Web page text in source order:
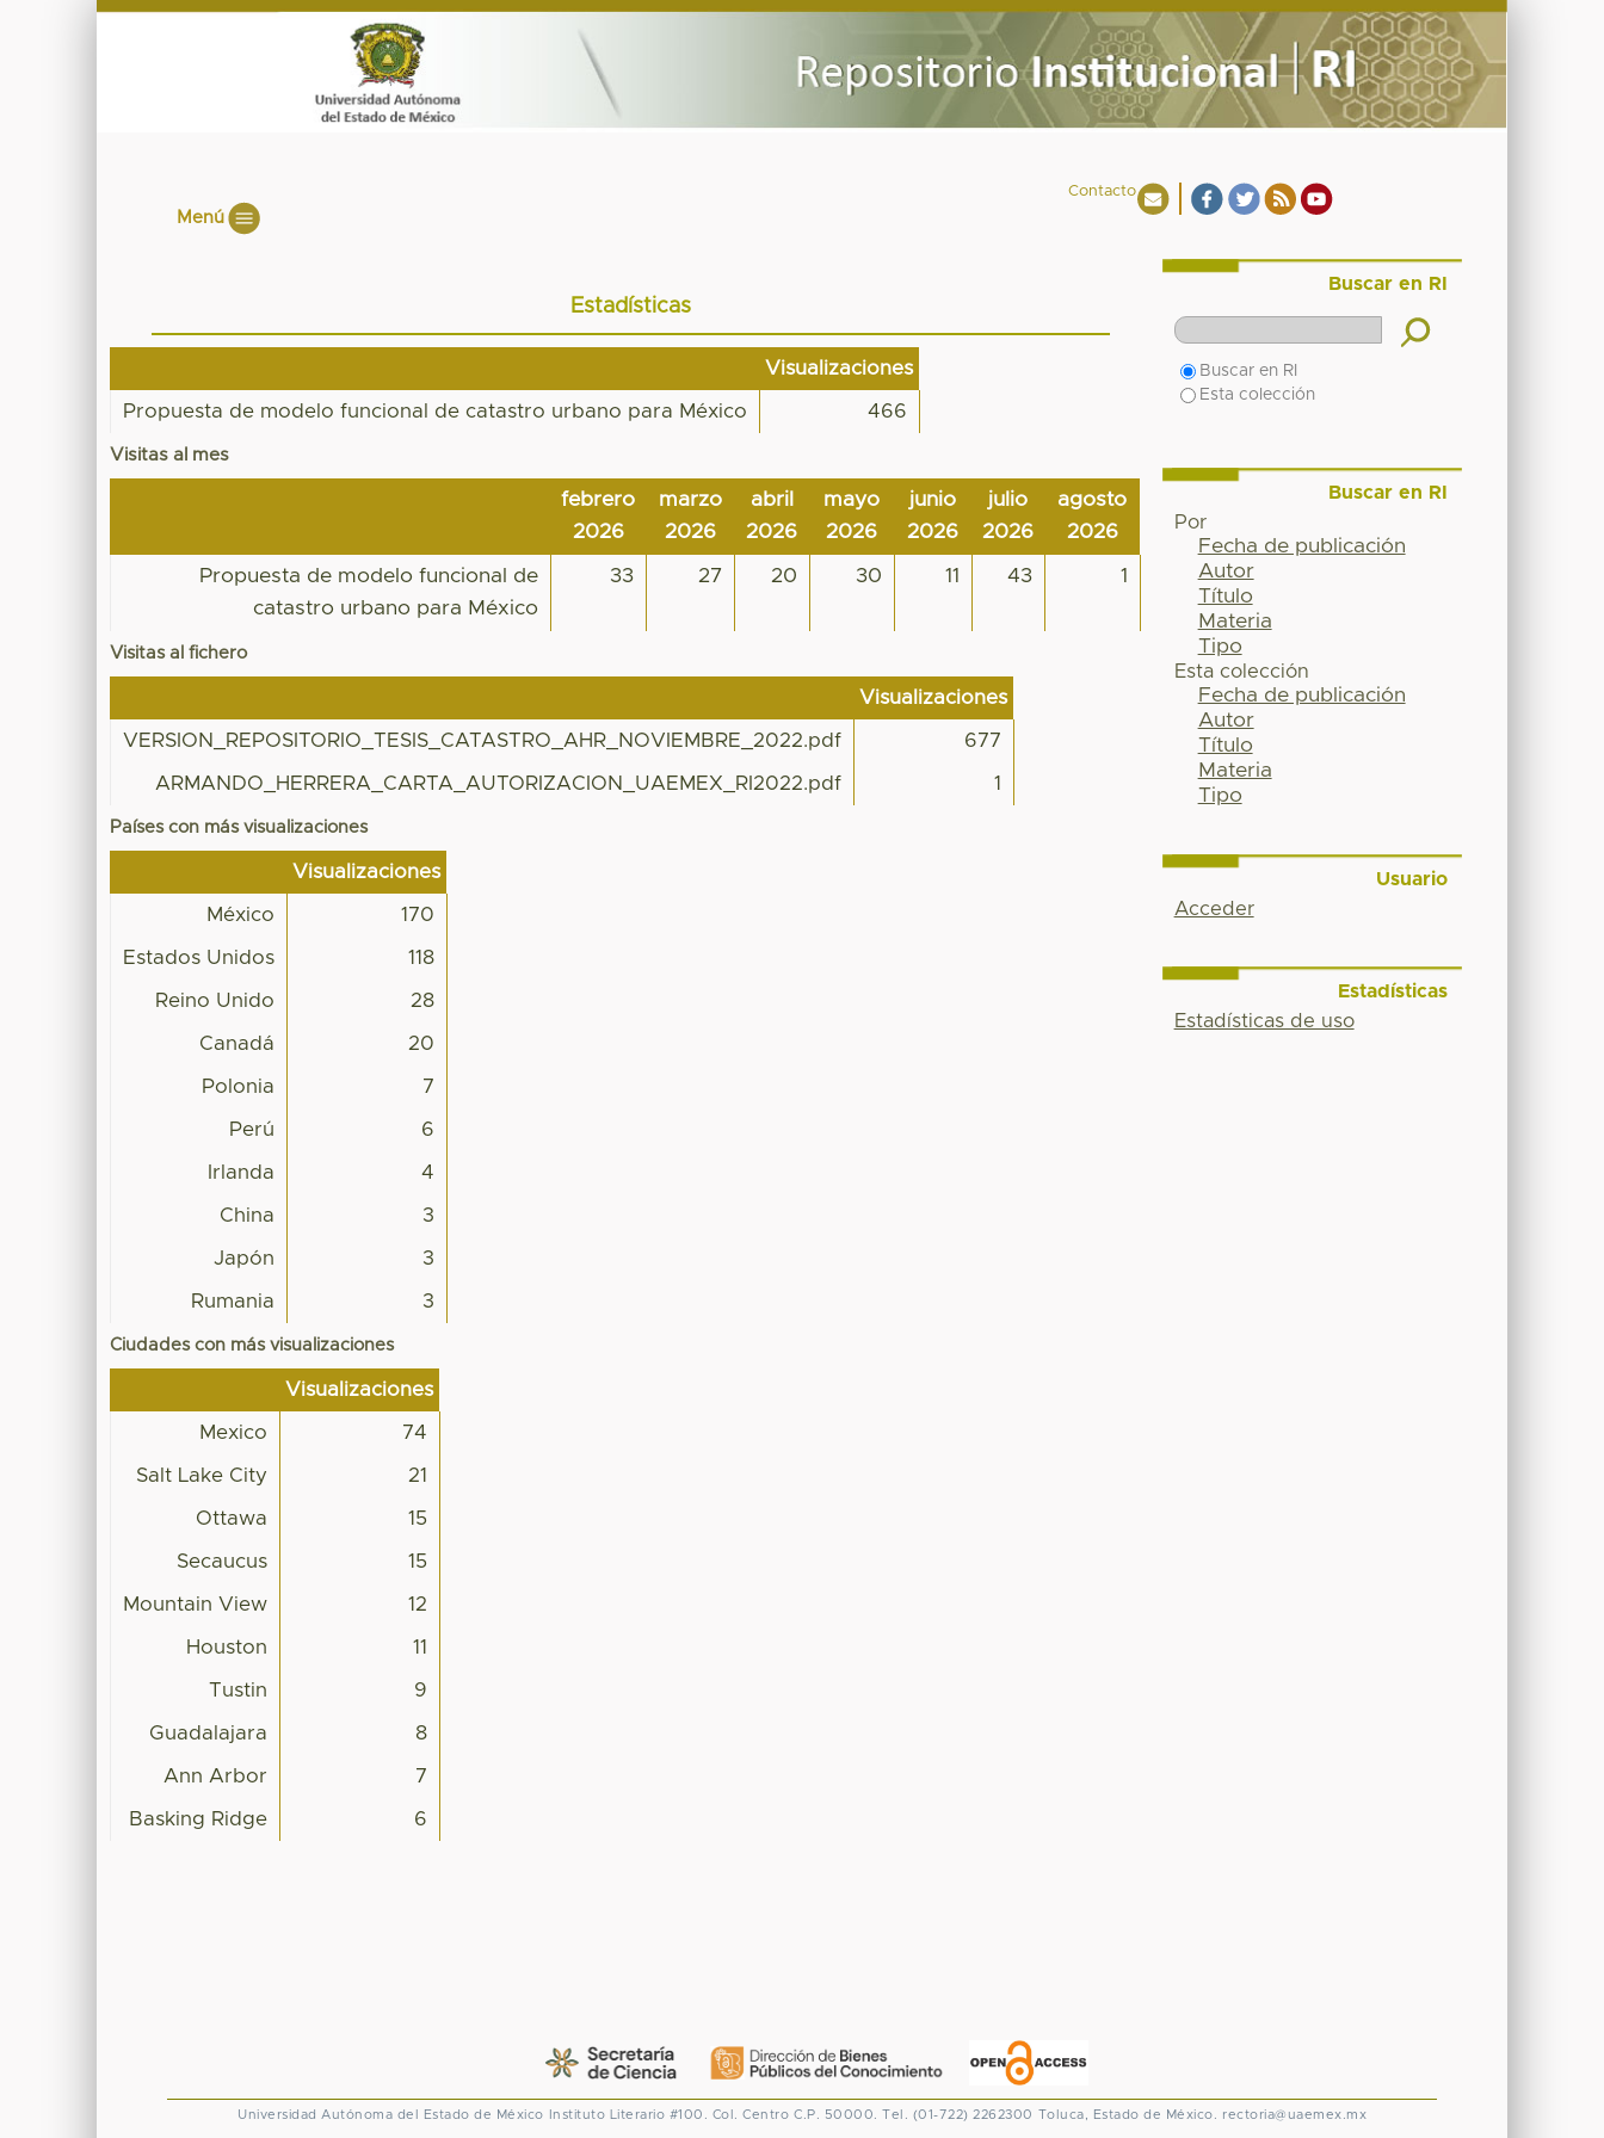
Contacto
Menú
Estadísticas
Visualizaciones
Propuesta de modelo funcional de catastro urbano para México 466
Visitas al mes
febrero
2026
marzo
2026
abril
2026
mayo
2026
junio
2026
julio
2026
agosto
2026
Propuesta de modelo funcional de
catastro urbano para México
33 27 20 30 11 43 1
Visitas al fichero
Visualizaciones
VERSION_REPOSITORIO_TESIS_CATASTRO_AHR_NOVIEMBRE_2022.pdf 677
ARMANDO_HERRERA_CARTA_AUTORIZACION_UAEMEX_RI2022.pdf 1
Países con más visualizaciones
Visualizaciones
México 170
Estados Unidos 118
Reino Unido 28
Canadá 20
Polonia 7
Perú 6
Irlanda 4
China 3
Japón 3
Rumania 3
Ciudades con más visualizaciones
Visualizaciones
Mexico 74
Salt Lake City 21
Ottawa 15
Secaucus 15
Mountain View 12
Houston 11
Tustin 9
Guadalajara 8
Ann Arbor 7
Basking Ridge 6
Buscar en RI
Buscar en RI
Esta colección
Buscar en RI
Por
Fecha de publicación
Autor
Título
Materia
Tipo
Esta colección
Fecha de publicación
Autor
Título
Materia
Tipo
Usuario
Acceder
Estadísticas
Estadísticas de uso
Universidad Autónoma del Estado de México Instituto Literario #100. Col. Centro C.P. 50000. Tel. (01-722) 2262300 Toluca, Estado de México. rectoria@uaemex.mx